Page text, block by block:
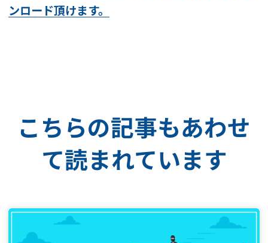
ンロード頂けます。
こちらの記事もあわせ
て読まれています